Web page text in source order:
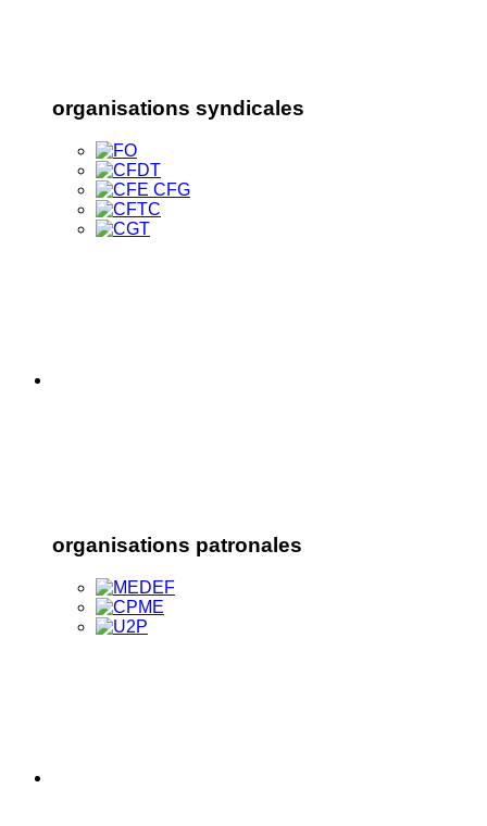
organisations syndicales
organisations patronales